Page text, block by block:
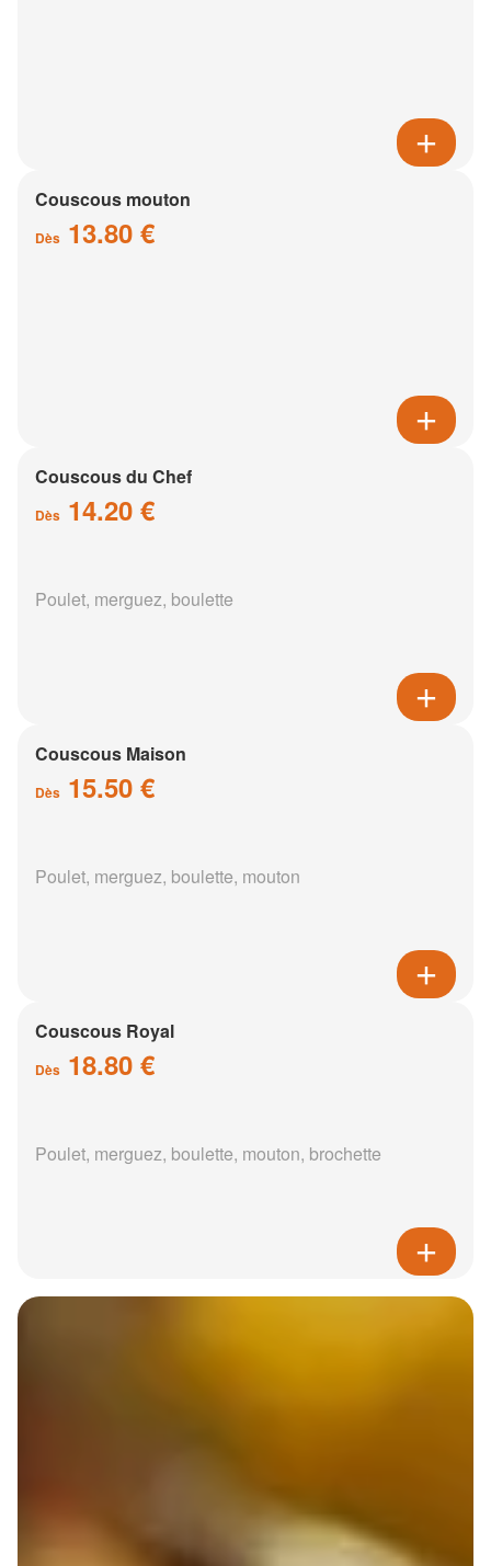
Couscous mouton
Dès 13.80 €
Couscous du Chef
Dès 14.20 €
Poulet, merguez, boulette
Couscous Maison
Dès 15.50 €
Poulet, merguez, boulette, mouton
Couscous Royal
Dès 18.80 €
Poulet, merguez, boulette, mouton, brochette